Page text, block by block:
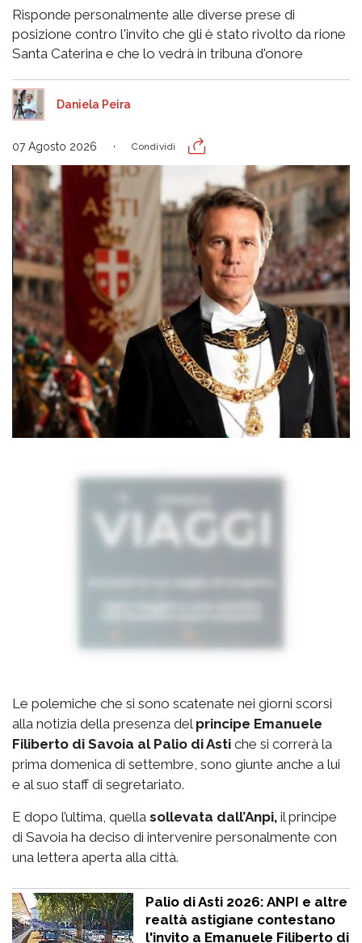
Risponde personalmente alle diverse prese di
posizione contro l'invito che gli è stato rivolto da rione
Santa Caterina e che lo vedrà in tribuna d'onore
Daniela Peira
07 Agosto 2026 Condividi
Le polemiche che si sono scatenate nei giorni scorsi
alla notizia della presenza del principe Emanuele
Filiberto di Savoia al Palio di Asti che si correrà la
prima domenica di settembre, sono giunte anche a lui
e al suo staff di segretariato.
E dopo l’ultima, quella sollevata dall’Anpi, il principe
di Savoia ha deciso di intervenire personalmente con
una lettera aperta alla città.
Palio di Asti 2026: ANPI e altre
realtà astigiane contestano
l'invito a Emanuele Filiberto di